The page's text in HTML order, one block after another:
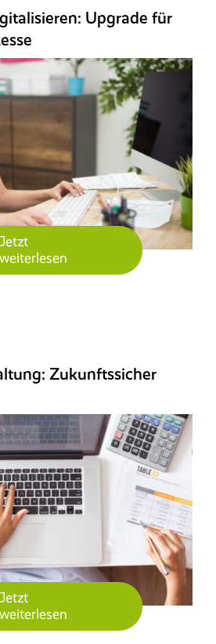
Jetzt
weiterlesen
Upgrade für
Zukunftssicher
Jetzt
weiterlesen